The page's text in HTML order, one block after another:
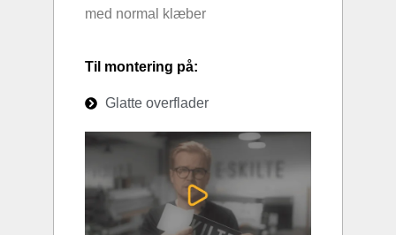
med normal klæber
Til montering på:
Glatte overflader